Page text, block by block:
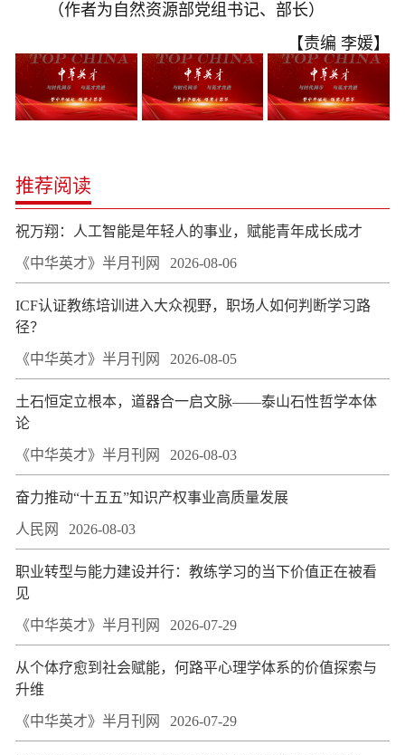
（作者为自然资源部党组书记、部长）
【责编 李媛】
推荐阅读
祝万翔：人工智能是年轻人的事业，赋能青年成长成才
《中华英才》半月刊网 2026-08-06
ICF认证教练培训进入大众视野，职场人如何判断学习路
径？
《中华英才》半月刊网 2026-08-05
土石恒定立根本，道器合一启文脉——泰山石性哲学本体
论
《中华英才》半月刊网 2026-08-03
奋力推动“十五五”知识产权事业高质量发展
人民网 2026-08-03
职业转型与能力建设并行：教练学习的当下价值正在被看
见
《中华英才》半月刊网 2026-07-29
从个体疗愈到社会赋能，何路平心理学体系的价值探索与
升维
《中华英才》半月刊网 2026-07-29